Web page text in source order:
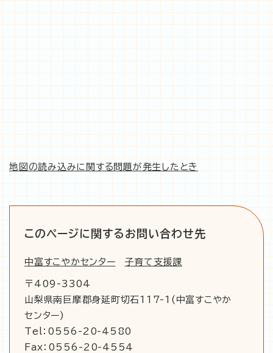
地図の読み込みに関する問題が発生したとき
このページに関するお問い合わせ先
中富すこやかセンター 子育て支援課
〒409-3304
山梨県南巨摩郡身延町切石117-1(中富すこやか
センター)
Tel：0556-20-4580
Fax：0556-20-4554